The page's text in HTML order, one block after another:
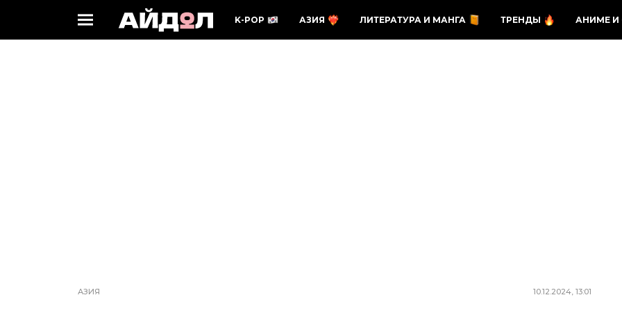
K-POP АЗИЯ ЛИТЕРАТУРА И МАНГА ТРЕНДЫ АНИМЕ И
АЗИЯ 10.12.2024, 13:01